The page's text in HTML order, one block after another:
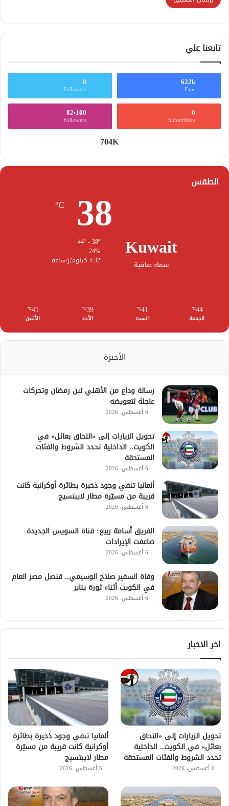
تابعنا علي
622k
Fans
0
Followers
0
Subscribers
82٬100
Followers
704K
الطقس
Kuwait
سماء صافية
38
℃
24%
5.32 كيلومتر/ساعة
44
℃
الجمعة
41
℃
السبت
39
℃
الأحد
41
℃
الأثنين
الأخيرة
رسالة وداع من الأهلي لبن رمضان وتحركات
عاجلة لتعويضه
6 أغسطس، 2026
تحويل الزيارات إلى «التحاق بعائل» في
الكويت.. الداخلية تحدد الشروط والفئات
المستحقة
6 أغسطس، 2026
ألمانيا تنفي وجود ذخيرة بطائرة أوكرانية كانت
قريبة من مسيّرة مطار لايبتسيج
6 أغسطس، 2026
الفريق أسامة ربيع: قناة السويس الجديدة
ضاعفت الإيرادات
6 أغسطس، 2026
وفاة السفير صلاح الوسيمي.. قنصل مصر العام
في الكويت أثناء ثورة يناير
6 أغسطس، 2026
اخر الاخبار
تحويل الزيارات إلى «التحاق
بعائل» في الكويت.. الداخلية
تحدد الشروط والفئات المستحقة
6 أغسطس، 2026
ألمانيا تنفي وجود ذخيرة بطائرة
أوكرانية كانت قريبة من مسيّرة
مطار لايبتسيج
6 أغسطس، 2026